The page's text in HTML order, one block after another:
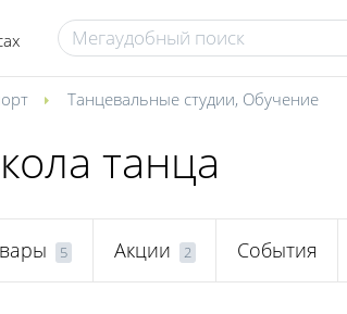
Танцевальные студии, Обучение
танца
5 Акции 2 События